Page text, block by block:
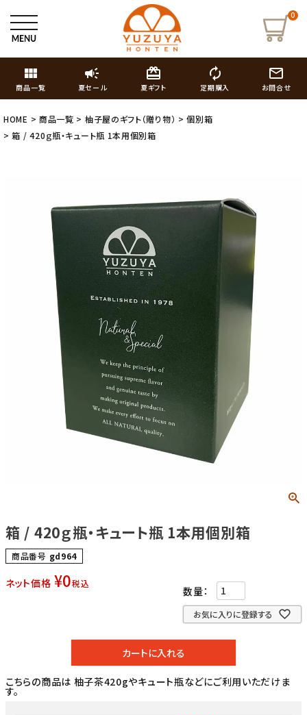
0
view_module
商品一覧
campaign
夏セール
card_giftcard
夏ギフト
autorenew
定期購入
mail_outline
お問合せ
HOME 商品一覧 柚子屋のギフト（贈り物）
個別箱
箱 / 420ｇ瓶・キュート瓶 1本用個別箱
箱 / 420ｇ瓶・キュート瓶 1本用個別箱
商品番号 gd964
ネット価格 ¥0税込
お気に入りに登録する
カートに入れる
こちらの商品は 柚子茶420gやキュート瓶などにご利用いただけま
す。